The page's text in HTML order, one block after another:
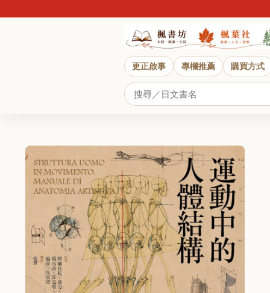
更正啟事 專欄推薦 購買方式